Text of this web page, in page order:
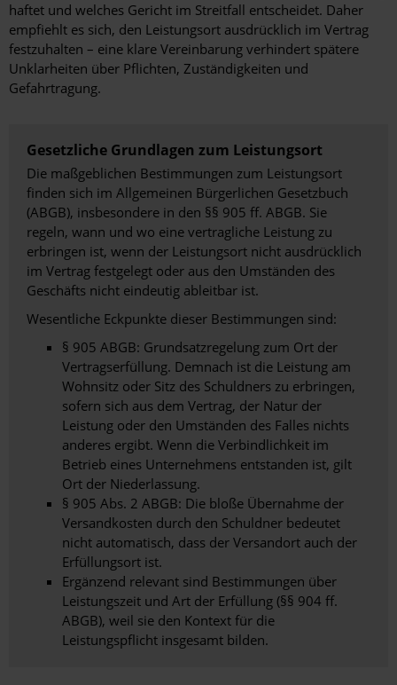
haftet und welches Gericht im Streitfall entscheidet. Daher
empfiehlt es sich, den Leistungsort ausdrücklich im Vertrag
festzuhalten – eine klare Vereinbarung verhindert spätere
Unklarheiten über Pflichten, Zuständigkeiten und
Gefahrtragung.
Gesetzliche Grundlagen zum Leistungsort
Die maßgeblichen Bestimmungen zum Leistungsort
finden sich im Allgemeinen Bürgerlichen Gesetzbuch
(ABGB), insbesondere in den §§ 905 ff. ABGB. Sie
regeln, wann und wo eine vertragliche Leistung zu
erbringen ist, wenn der Leistungsort nicht ausdrücklich
im Vertrag festgelegt oder aus den Umständen des
Geschäfts nicht eindeutig ableitbar ist.
Wesentliche Eckpunkte dieser Bestimmungen sind:
§ 905 ABGB: Grundsatzregelung zum Ort der
Vertragserfüllung. Demnach ist die Leistung am
Wohnsitz oder Sitz des Schuldners zu erbringen,
sofern sich aus dem Vertrag, der Natur der
Leistung oder den Umständen des Falles nichts
anderes ergibt. Wenn die Verbindlichkeit im
Betrieb eines Unternehmens entstanden ist, gilt
Ort der Niederlassung.
§ 905 Abs. 2 ABGB: Die bloße Übernahme der
Versandkosten durch den Schuldner bedeutet
nicht automatisch, dass der Versandort auch der
Erfüllungsort ist.
Ergänzend relevant sind Bestimmungen über
Leistungszeit und Art der Erfüllung (§§ 904 ff.
ABGB), weil sie den Kontext für die
Leistungspflicht insgesamt bilden.